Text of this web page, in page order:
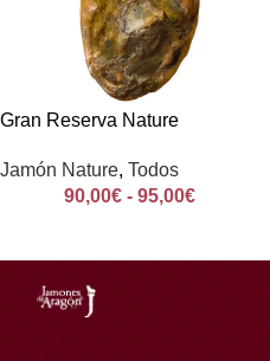
Gran Reserva Nature
Jamón Nature, Todos
90,00€ - 95,00€